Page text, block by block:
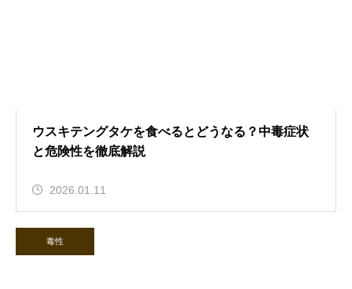
ウスキテングタケを食べるとどうなる？中毒症状
と危険性を徹底解説
2026.01.11
毒性